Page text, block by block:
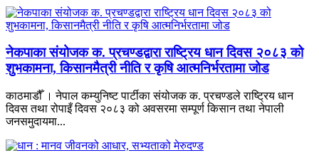
नेकपाका संयोजक क. प्रचण्डद्वारा राष्ट्रिय धान दिवस २०८३ को
शुभकामना, किसानमैत्री नीति र कृषि आत्मनिर्भरतामा जोड
काठमाडौँ । नेपाल कम्युनिष्ट पार्टीका संयोजक क. प्रचण्डले राष्ट्रिय धान
दिवस तथा रोपाइँ दिवस २०८३ को अवसरमा सम्पूर्ण किसान तथा नेपाली
जनसमुदायमा...